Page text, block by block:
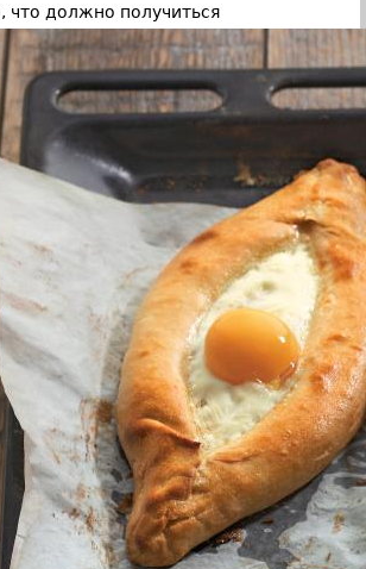
что должно получиться